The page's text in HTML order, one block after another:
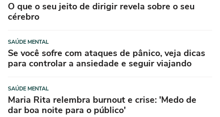
O que o seu jeito de dirigir revela sobre o seu
cérebro
SAÚDE MENTAL
Se você sofre com ataques de pânico, veja dicas
para controlar a ansiedade e seguir viajando
SAÚDE MENTAL
Maria Rita relembra burnout e crise: 'Medo de
dar boa noite para o público'